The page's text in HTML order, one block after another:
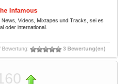
Infamous
News, Videos, Mixtapes und Tracks, sei es
oder international.
3 Bewertung(en)